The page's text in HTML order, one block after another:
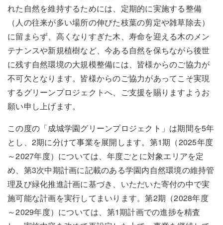
れた自然を維持するためには、定期的に実施する整備
（人の往来が多い場所の伸びた枝葉の剪定や雑草除去）
に留まらず、高くなりすぎた木、寿命を迎える木のメン
テナンスや新規植樹など、今ある自然を保ちながら後世
に残す自然環境の大規模整備には、皆様からのご協力が
不可欠となります。皆様からのご協力があってこそ実現
するグリーンプロジェクトへ、ご支援を賜りますようお
願い申し上げます。
この度の「成城学園グリーンプロジェクト」は期間を5年
とし、2期に分けて事業を展開します。第1期（2025年度
～2027年度）については、年度ごとに対象エリアを定
め、第3次中期計画に記載のある学園内自然環境の維持管
理及び緑化推進計画に基づき、いただいた寄付の中で実
施可能な計画を実行してまいります。第2期（2028年度
～2029年度）については、第1期計画での進捗を精査